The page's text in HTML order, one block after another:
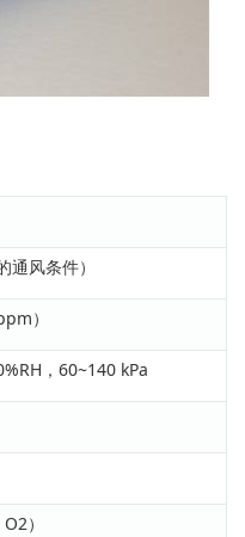
风条件）
）
，60~140 kPa
）